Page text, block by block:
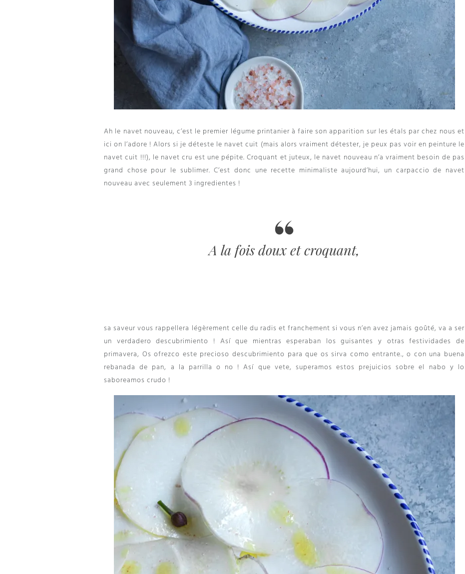
Ah le navet nouveau, c’est le premier légume printanier à faire son apparition sur les étals par chez nous et
ici on l’adore !Alors si je déteste le navet cuit (mais alors vraiment détester,je peux pas voir en peinture le
navet cuit !!!), le navet cru est une pépite.Croquant et juteux, le navet nouveau n’a vraiment besoin de pas
grand chose pour le sublimer.C’est donc une recette minimaliste aujourd’hui, un carpaccio de navet
nouveau avec seulement 3 ingredientes !
A la fois doux et croquant,
sa saveur vous rappellera légèrement celle du radis et franchement si vous n’en avez jamais goûté, va a ser
un verdadero descubrimiento ! Así que mientras esperaban los guisantes y otras festividades de
primavera, Os ofrezco este precioso descubrimiento para que os sirva como entrante., o con una buena
rebanada de pan, a la parrilla o no ! Así que vete, superamos estos prejuicios sobre el nabo y lo
saboreamos crudo !